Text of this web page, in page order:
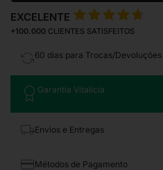
EXCELENTE
+100.000 CLIENTES SATISFEITOS
60 dias para Trocas/Devoluções
Garantia Vitalícia
Envios e Entregas
Métodos de Pagamento